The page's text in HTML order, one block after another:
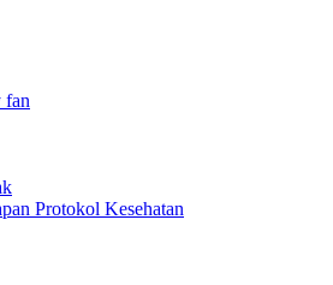
fan
Protokol Kesehatan